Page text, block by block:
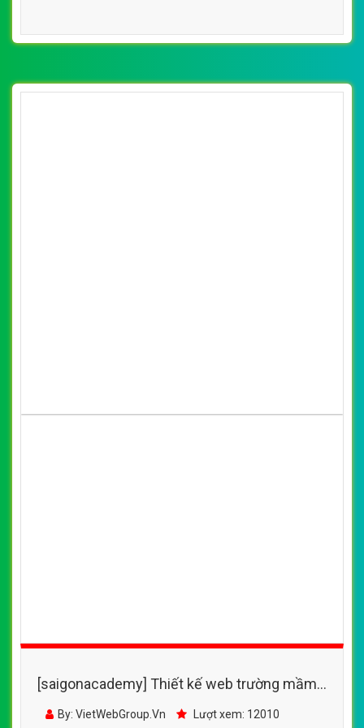
[saigonacademy] Thiết kế web trường mầm
non - www.vas.edu.vn
By: VietWebGroup.Vn Lượt xem: 12010